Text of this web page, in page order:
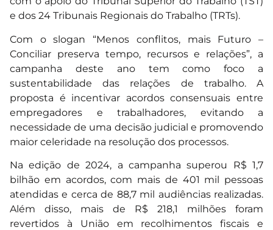
e dos 24 Tribunais Regionais do Trabalho (TRTs).
Com o slogan “Menos conflitos, mais Futuro –
Conciliar preserva tempo, recursos e relações”, a
campanha deste ano tem como foco a
sustentabilidade das relações de trabalho. A
proposta é incentivar acordos consensuais entre
empregadores e trabalhadores, evitando a
necessidade de uma decisão judicial e promovendo
maior celeridade na resolução dos processos.
Na edição de 2024, a campanha superou R$ 1,7
bilhão em acordos, com mais de 401 mil pessoas
atendidas e cerca de 88,7 mil audiências realizadas.
Além disso, mais de R$ 218,1 milhões foram
revertidos à União em recolhimentos fiscais e